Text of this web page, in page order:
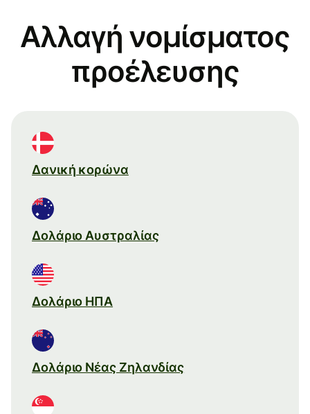
Αλλαγή νομίσματος
προέλευσης
Δανική κορώνα
Δολάριο Αυστραλίας
Δολάριο ΗΠΑ
Δολάριο Νέας Ζηλανδίας